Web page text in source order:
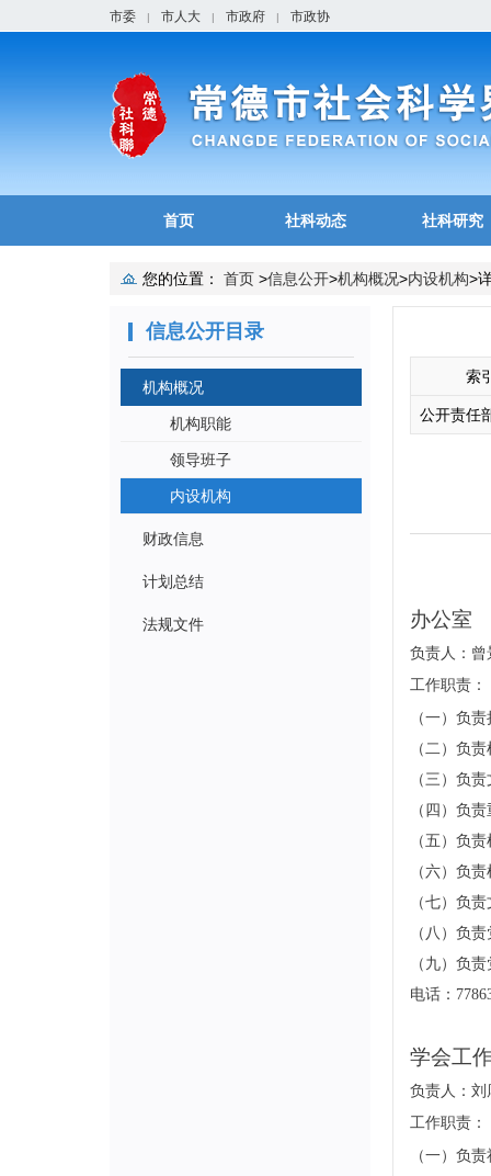
市委 | 市人大 | 市政府 | 市政协
首页 社科动态 社科研究
您的位置： 首页 >信息公开>机构概况>内设机构>
信息公开目录
机构概况
机构职能
领导班子
内设机构
财政信息
计划总结
法规文件
索
公开责任
办公室
负责人：曾
工作职责：
（一）负
（二）负
（三）负
（四）负
（五）负
（六）负
（七）负
（八）负
（九）负
电话：
学会工
负责人：刘
工作职责：
（一）负